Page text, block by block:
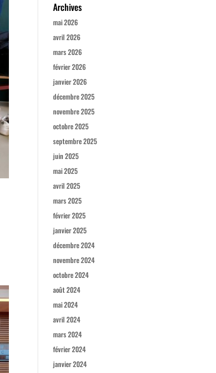
Archives
mai 2026
avril 2026
mars 2026
février 2026
janvier 2026
décembre 2025
novembre 2025
octobre 2025
septembre 2025
juin 2025
mai 2025
avril 2025
mars 2025
février 2025
janvier 2025
décembre 2024
novembre 2024
octobre 2024
août 2024
mai 2024
avril 2024
mars 2024
février 2024
janvier 2024